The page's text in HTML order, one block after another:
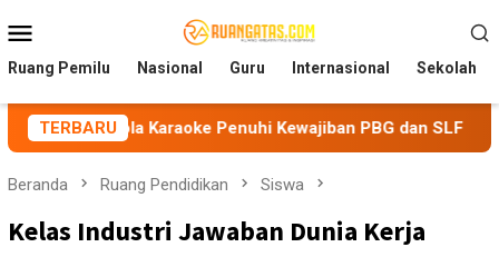
ke
kontenMobile
Ruang Pemilu Nasional Guru Internasional Sekolah
TERBARU
Karaoke Penuhi Kewajiban PBG dan SLF BEM
Beranda Ruang Pendidikan Siswa
Kelas Industri Jawaban Dunia Kerja